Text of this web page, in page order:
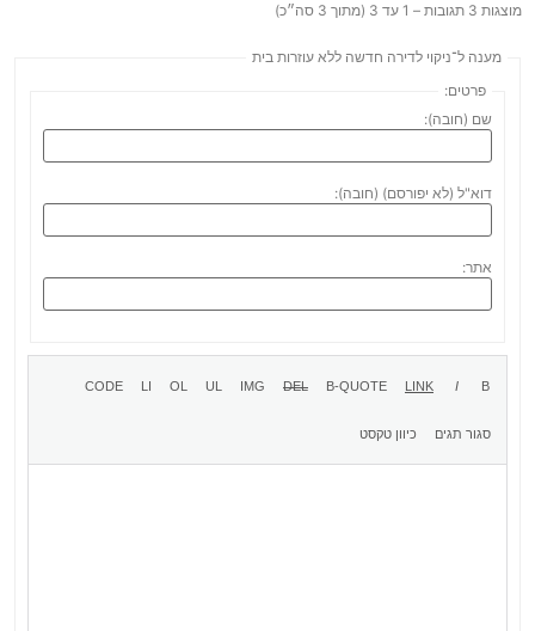
מוצגות 3 תגובות – 1 עד 3 (מתוך 3 סה״כ)
מענה ל־ניקוי לדירה חדשה ללא עוזרות בית
פרטים:
שם (חובה):
דוא"ל (לא יפורסם) (חובה):
אתר: